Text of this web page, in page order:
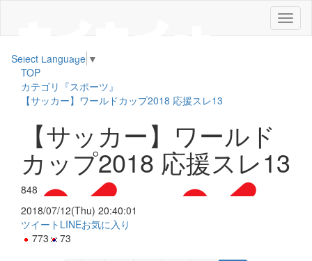
メ
ニ
Select Language ▼
TOP
カテゴリ『スポーツ』
【サッカー】ワールドカップ2018 応援スレ13
【サッカー】ワールド
カップ2018 応援スレ13
848
2018/07/12(Thu) 20:40:01
ツイート LINEお気に入り
773
73